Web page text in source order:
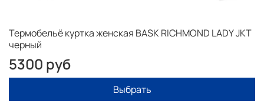
Термобельё куртка женская BASK RICHMOND LADY JKT
черный
5300 руб
Выбрать